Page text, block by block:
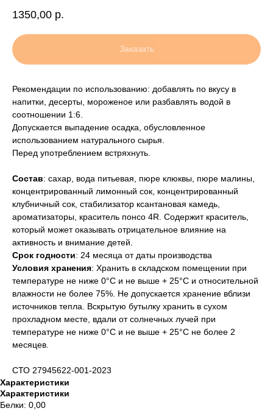
1350,00 р.
Заказать
Рекомендации по использованию: добавлять по вкусу в
напитки, десерты, мороженое или разбавлять водой в
соотношении 1:6.
Допускается выпадение осадка, обусловленное
использованием натурального сырья.
Перед употреблением встряхнуть.
Состав: сахар, вода питьевая, пюре клюквы, пюре малины,
концентрированный лимонный сок, концентрированный
клубничный сок, стабилизатор ксантановая камедь,
ароматизаторы, краситель понсо 4R. Содержит краситель,
который может оказывать отрицательное влияние на
активность и внимание детей.
Срок годности: 24 месяца от даты производства
Условия хранения: Хранить в складском помещении при
температуре не ниже 0°С и не выше + 25°С и относительной
влажности не более 75%. Не допускается хранение вблизи
источников тепла. Вскрытую бутылку хранить в сухом
прохладном месте, вдали от солнечных лучей при
температуре не ниже 0°С и не выше + 25°С не более 2
месяцев.
СТО 27945622-001-2023
Характеристики
Характеристики
Белки: 0,00